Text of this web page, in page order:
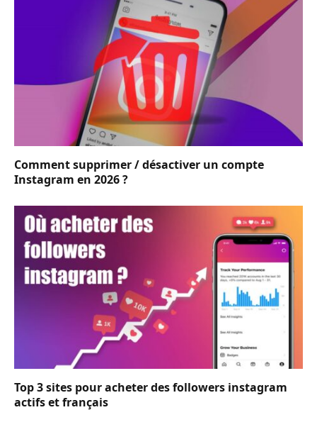
Comment supprimer / désactiver un compte
Instagram en 2026 ?
Top 3 sites pour acheter des followers instagram
actifs et français